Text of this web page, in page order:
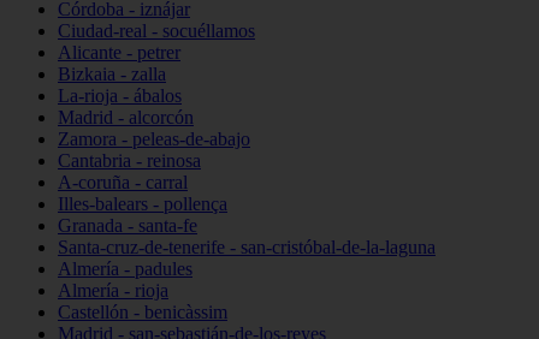
Córdoba - iznájar
Ciudad-real - socuéllamos
Alicante - petrer
Bizkaia - zalla
La-rioja - ábalos
Madrid - alcorcón
Zamora - peleas-de-abajo
Cantabria - reinosa
A-coruña - carral
Illes-balears - pollença
Granada - santa-fe
Santa-cruz-de-tenerife - san-cristóbal-de-la-laguna
Almería - padules
Almería - rioja
Castellón - benicàssim
Madrid - san-sebastián-de-los-reyes